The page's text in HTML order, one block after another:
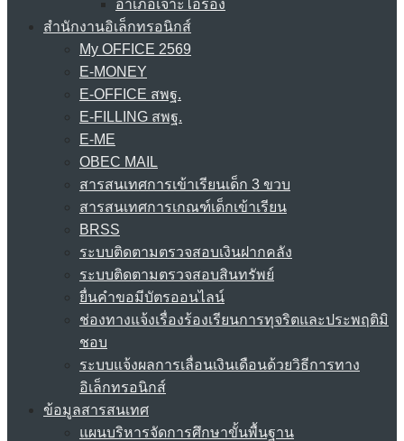
อำเภอเจาะไอร้อง
สำนักงานอิเล็กทรอนิกส์
My OFFICE 2569
E-MONEY
E-OFFICE สพฐ.
E-FILLING สพฐ.
E-ME
OBEC MAIL
สารสนเทศการเข้าเรียนเด็ก 3 ขวบ
สารสนเทศการเกณฑ์เด็กเข้าเรียน
BRSS
ระบบติดตามตรวจสอบเงินฝากคลัง
ระบบติดตามตรวจสอบสินทรัพย์
ยื่นคำขอมีบัตรออนไลน์
ช่องทางแจ้งเรื่องร้องเรียนการทุจริตและประพฤติมิ
ชอบ
ระบบแจ้งผลการเลื่อนเงินเดือนด้วยวิธีการทาง
อิเล็กทรอนิกส์
ข้อมูลสารสนเทศ
แผนบริหารจัดการศึกษาขั้นพื้นฐาน